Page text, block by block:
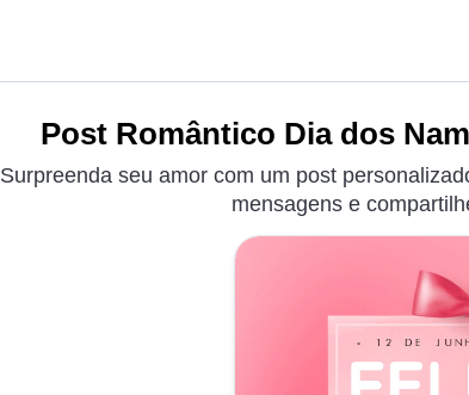
Post Romântico Dia dos
Surpreenda seu amor com um post
mensagens e